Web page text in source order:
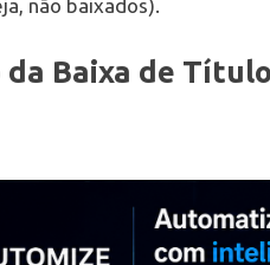
não baixados).
da Baixa de